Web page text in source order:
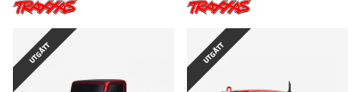
UTGÅTT UTGÅTT